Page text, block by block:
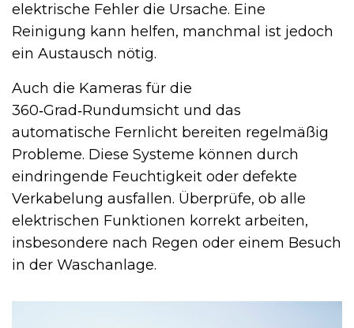
elektrische Fehler die Ursache. Eine
Reinigung kann helfen, manchmal ist jedoch
ein Austausch nötig.
Auch die Kameras für die
360‑Grad‑Rundumsicht und das
automatische Fernlicht bereiten regelmäßig
Probleme. Diese Systeme können durch
eindringende Feuchtigkeit oder defekte
Verkabelung ausfallen. Überprüfe, ob alle
elektrischen Funktionen korrekt arbeiten,
insbesondere nach Regen oder einem Besuch
in der Waschanlage.